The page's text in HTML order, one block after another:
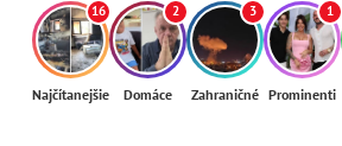
16
Najčítanejšie
2
Domáce
3
Zahraničné
1
Prominenti